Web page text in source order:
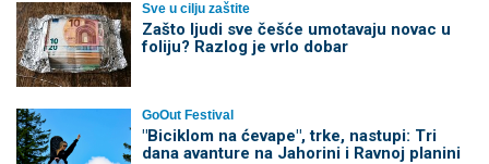
Sve u cilju zaštite
Zašto ljudi sve češće umotavaju novac u
foliju? Razlog je vrlo dobar
GoOut Festival
"Biciklom na ćevape", trke, nastupi: Tri
dana avanture na Jahorini i Ravnoj planini